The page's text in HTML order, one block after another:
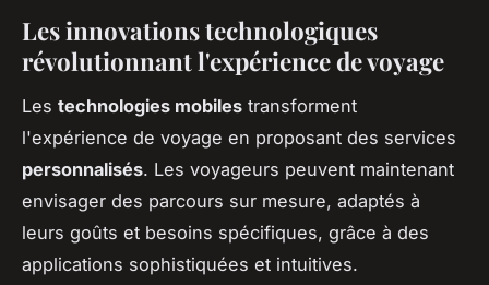
Les innovations technologiques
révolutionnant l'expérience de voyage
Les technologies mobiles transforment
l'expérience de voyage en proposant des services
personnalisés. Les voyageurs peuvent maintenant
envisager des parcours sur mesure, adaptés à
leurs goûts et besoins spécifiques, grâce à des
applications sophistiquées et intuitives.